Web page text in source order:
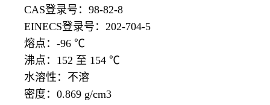
CAS登录号：98-82-8
EINECS登录号：202-704-5
熔点： -96 ℃
沸点： 152 至 154 ℃
水溶性：不溶
密度： 0.869 g/cm3